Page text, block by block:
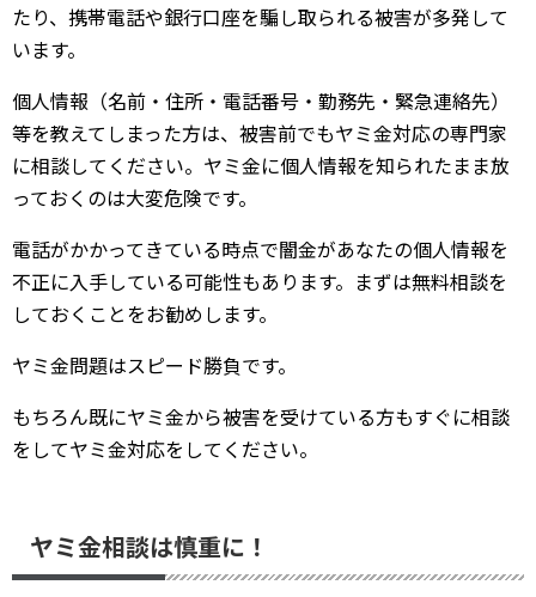
たり、携帯電話や銀行口座を騙し取られる被害が多発して
います。
個人情報（名前・住所・電話番号・勤務先・緊急連絡先）
等を教えてしまった方は、被害前でもヤミ金対応の専門家
に相談してください。ヤミ金に個人情報を知られたまま放
っておくのは大変危険です。
電話がかかってきている時点で闇金があなたの個人情報を
不正に入手している可能性もあります。まずは無料相談を
しておくことをお勧めします。
ヤミ金問題はスピード勝負です。
もちろん既にヤミ金から被害を受けている方もすぐに相談
をしてヤミ金対応をしてください。
ヤミ金相談は慎重に！